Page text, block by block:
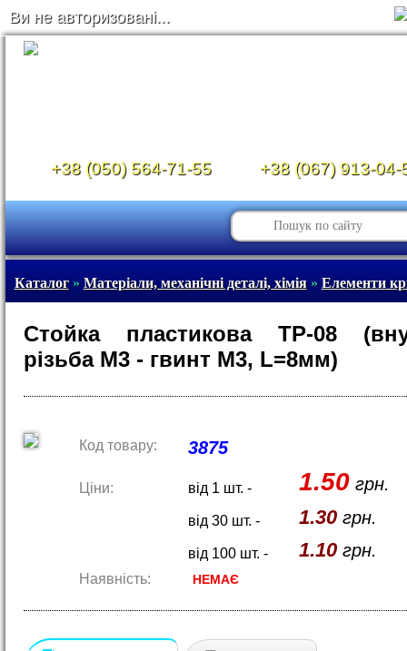
Ви не авторизовані...
+38 (050) 564-71-55 +38 (067) 913-04-
Каталог» Матеріали, механічні деталі, хімія» Елементи
Стойка пластикова TP-08
різьба М3 - гвинт М3, L=8мм)
Код товару: 3875
Ціни: від 1 шт. - 1.50грн.
від 30 шт. - 1.30грн.
від 100 шт. - 1.10грн.
Наявність: НЕМАЄ